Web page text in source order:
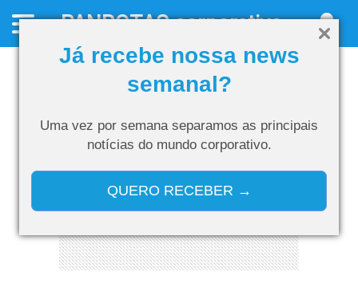
Já recebe nossa news
semanal?
Uma vez por semana separamos as principais
notícias do mundo corporativo.
QUERO RECEBER →
PANROTAScorporativo